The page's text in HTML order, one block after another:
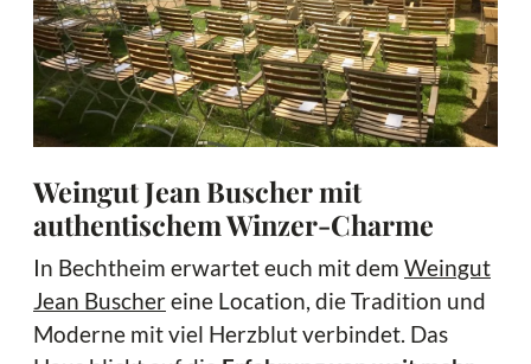
Weingut Jean Buscher mit
authentischem Winzer-Charme
In Bechtheim erwartet euch mit dem Weingut
Jean Buschereine Location, die Tradition und
Moderne mit viel Herzblut verbindet. Das